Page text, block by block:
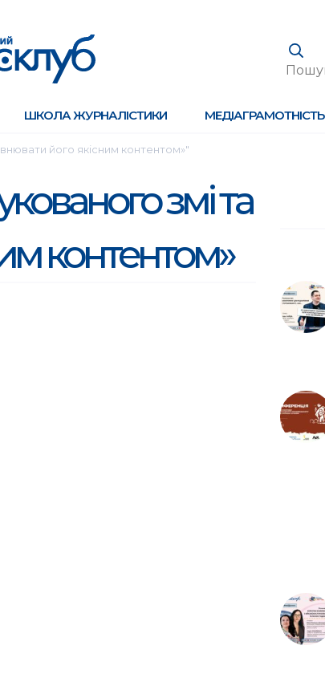
ШКОЛА ЖУРНАЛІСТИКИ МЕДІАГРАМОТНІСТЬ
його якісним контентом»"
змі та
контентом»